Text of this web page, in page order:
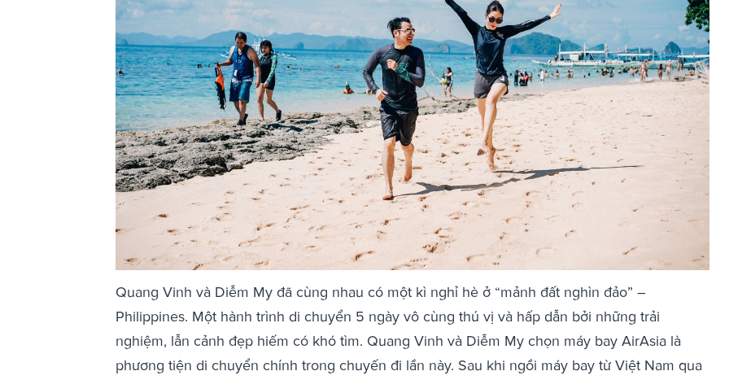
Quang Vinh và Diễm My đã cùng nhau có một kì nghỉ hè ở “mảnh đất nghìn đảo” –
Philippines. Một hành trình di chuyển 5 ngày vô cùng thú vị và hấp dẫn bởi những trải
nghiệm, lẫn cảnh đẹp hiếm có khó tìm. Quang Vinh và Diễm My chọn máy bay AirAsia là
phương tiện di chuyển chính trong chuyến đi lần này. Sau khi ngồi máy bay từ Việt Nam qua